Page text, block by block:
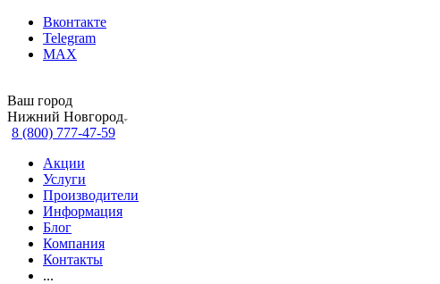
Вконтакте
Telegram
MAX
Ваш город
Нижний Новгород
8 (800) 777-47-59
Акции
Услуги
Производители
Информация
Блог
Компания
Контакты
...